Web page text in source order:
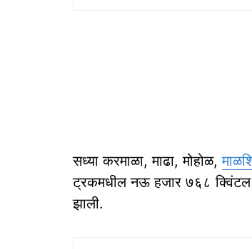
सध्या करमाळा, माढा, मोहोळ,
ट्रकमधील नऊ हजार ७६८ क्विंटल
झाली.